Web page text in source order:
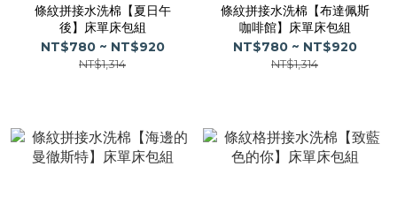
條紋拼接水洗棉【夏日午
後】床單床包組
NT$780 ~ NT$920
NT$1,314
條紋拼接水洗棉【布達佩斯
咖啡館】床單床包組
NT$780 ~ NT$920
NT$1,314